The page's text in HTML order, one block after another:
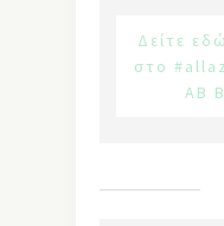
Δείτε
στο
ΑΒ